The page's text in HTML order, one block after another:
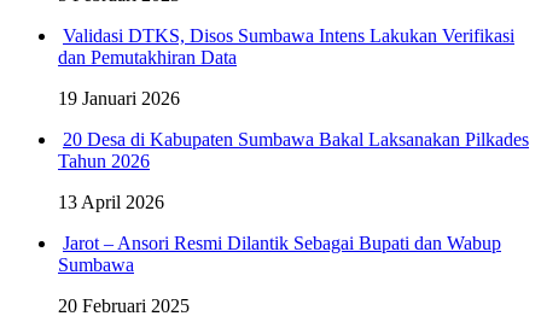
Validasi DTKS, Disos Sumbawa Intens Lakukan Verifikasi
dan Pemutakhiran Data
19 Januari 2026
20 Desa di Kabupaten Sumbawa Bakal Laksanakan Pilkades
Tahun 2026
13 April 2026
Jarot – Ansori Resmi Dilantik Sebagai Bupati dan Wabup
Sumbawa
20 Februari 2025